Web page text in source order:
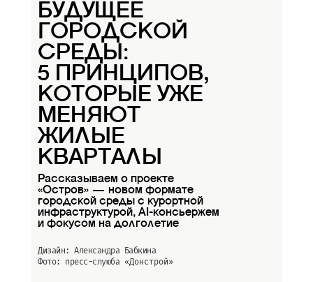
БУДУЩЕЕ
ГОРОДСКОЙ
СРЕДЫ:
5 ПРИНЦИПОВ,
КОТОРЫЕ УЖЕ
МЕНЯЮТ
ЖИЛЫЕ
КВАРТАЛЫ
Рассказываем о проекте
«Остров» — новом формате
городской среды с курортной
инфраструктурой, AI-консьержем
и фокусом на долголетие
Дизайн: Александра Бабкина
Фото: пресс-слуюба «Донстрой»